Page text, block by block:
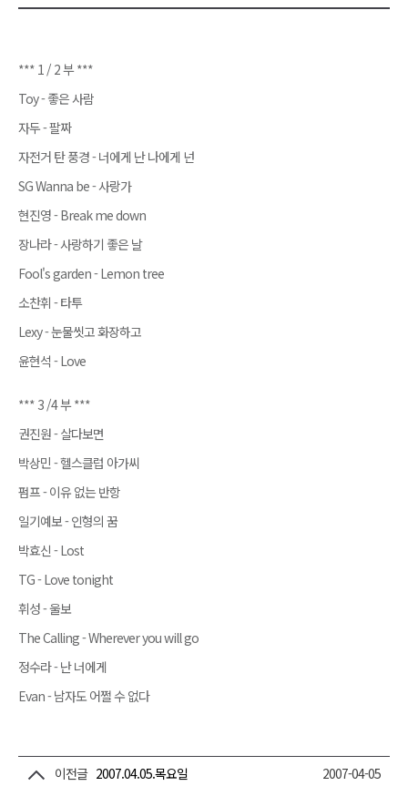
*** 1 / 2 부 ***
Toy - 좋은 사람
자두 - 팔짜
자전거 탄 풍경 - 너에게 난 나에게 넌
SG Wanna be - 사랑가
현진영 - Break me down
장나라 - 사랑하기 좋은 날
Fool's garden - Lemon tree
소찬휘 - 타투
Lexy - 눈물씻고 화장하고
윤현석 - Love
*** 3 /4 부 ***
권진원 - 살다보면
박상민 - 헬스클럽 아가씨
펌프 - 이유 없는 반항
일기예보 - 인형의 꿈
박효신 - Lost
TG - Love tonight
휘성 - 울보
The Calling - Wherever you will go
정수라 - 난 너에게
Evan - 남자도 어쩔 수 없다
이전글 2007.04.05.목요일 2007-04-05